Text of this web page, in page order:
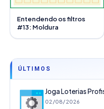
Entendendo os filtros
#13: Moldura
ÚLTIMOS
Joga Loterias
02/08/2026